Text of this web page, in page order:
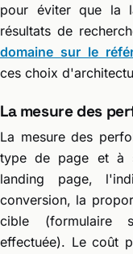
pour éviter que la
résultats de
domaine sur le
ces choix
La mesure des
La mesure des
type de page et à
landing page,
conversion, la
cible (formulaire
effectuée). Le coût